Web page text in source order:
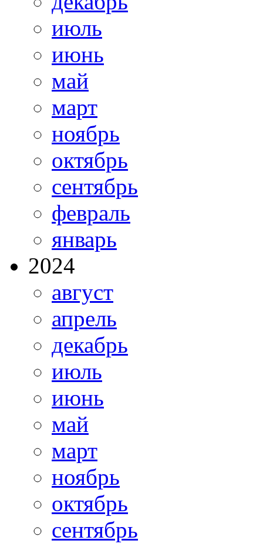
июль
июнь
май
март
ноябрь
октябрь
сентябрь
февраль
январь
2024
август
апрель
декабрь
июль
июнь
май
март
ноябрь
октябрь
сентябрь